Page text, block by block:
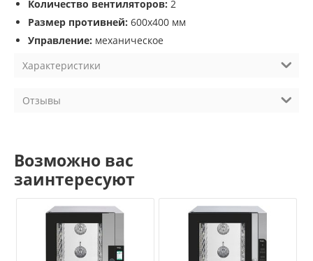
Количество вентиляторов: 2
Размер противней: 600х400 мм
Управление: механическое
Характеристики
Отзывы
Возможно вас
заинтересуют